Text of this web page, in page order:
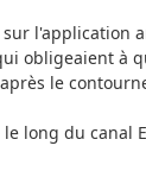
l'application
obligeaient à
le
long du canal